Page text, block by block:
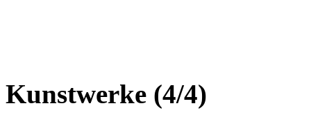
Kunstwerke (4/4)